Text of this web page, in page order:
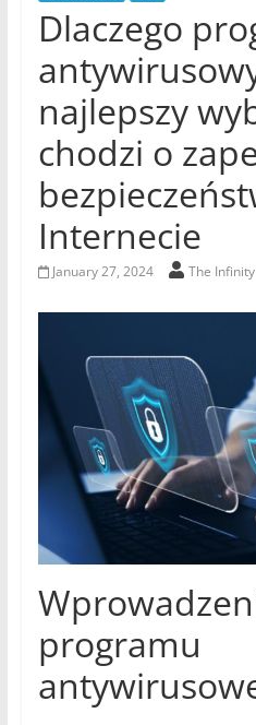
Dlaczego
najlepszy
chodzi o
Internecie
January 27, 2024 The
programu